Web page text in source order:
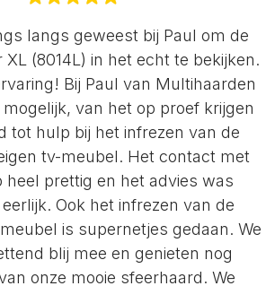
langs geweest bij Paul om de
(8014L) in het echt te bekijken.
Bij Paul van Multihaarden
van het op proef krijgen
tot hulp bij het infrezen van de
tv-meubel. Het contact met
heel prettig en het advies was
Ook het infrezen van de
is supernetjes gedaan. We
blij mee en genieten nog
onze mooie sfeerhaard. We